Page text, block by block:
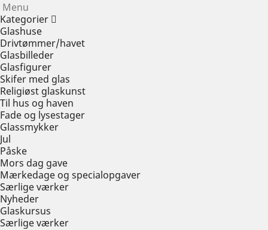
Menu
Kategorier
Glashuse
Drivtømmer/havet
Glasbilleder
Glasfigurer
Skifer med glas
Religiøst glaskunst
Til hus og haven
Fade og lysestager
Glassmykker
Jul
Påske
Mors dag gave
Mærkedage og specialopgaver
Særlige værker
Nyheder
Glaskursus
Særlige værker